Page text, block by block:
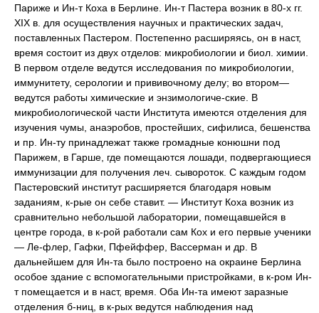
Париже и Ин-т Коха в Берлине. Ин-т Пастера возник в 80-х гг.
XIX в. для осуществления научных и практических задач,
поставленных Пастером. Постепенно расширяясь, он в наст,
время состоит из двух отделов: микробиологии и биол. химии.
В первом отделе ведутся исследования по микробиологии,
иммунитету, серологии и прививочному делу; во втором—
ведутся работы химические и энзимологиче-ские. В
микробиологической части Института имеются отделения для
изучения чумы, анаэробов, простейших, сифилиса, бешенства
и пр. Ин-ту принадлежат также громадные конюшни под
Парижем, в Гарше, где помещаются лошади, подвергающиеся
иммунизации для получения леч. сывороток. С каждым годом
Пастеровский институт расширяется благодаря новым
заданиям, к-рые он себе ставит. — Институт Коха возник из
сравнительно небольшой лаборатории, помещавшейся в
центре города, в к-рой работали сам Кох и его первые ученики
— Ле-флер, Гафки, Пфейффер, Вассерман и др. В
дальнейшем для Ин-та было построено на окраине Берлина
особое здание с вспомогательными пристройками, в к-ром Ин-
т помещается и в наст, время. Оба Ин-та имеют заразные
отделения б-ниц, в к-рых ведутся наблюдения над